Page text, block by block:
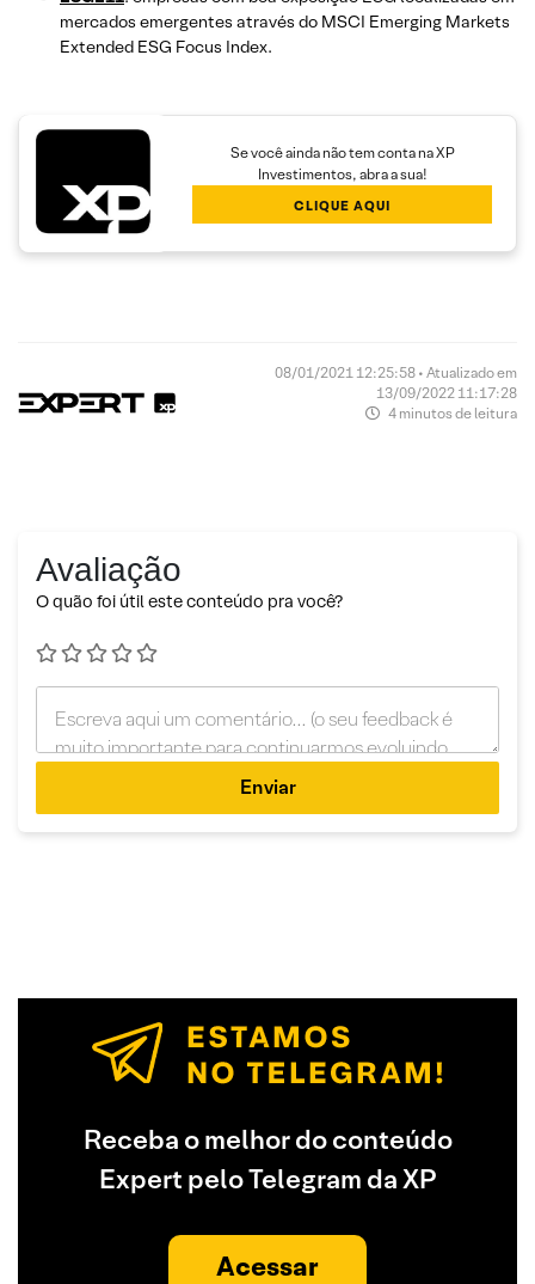
mercados emergentes através do MSCI Emerging Markets
Extended ESG Focus Index.
Se você ainda não tem conta na XP
Investimentos, abra a sua!
CLIQUE AQUI
08/01/2021 12:25:58 • Atualizado em
13/09/2022 11:17:28
4 minutos de leitura
Avaliação
O quão foi útil este conteúdo pra você?
Enviar
Receba o melhor do conteúdo
Expert pelo Telegram da XP
Acessar